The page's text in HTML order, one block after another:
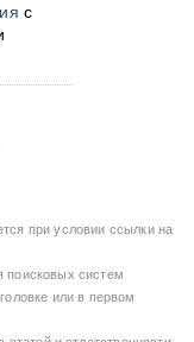
с
при условии ссылки на
поисковых систем
или в первом